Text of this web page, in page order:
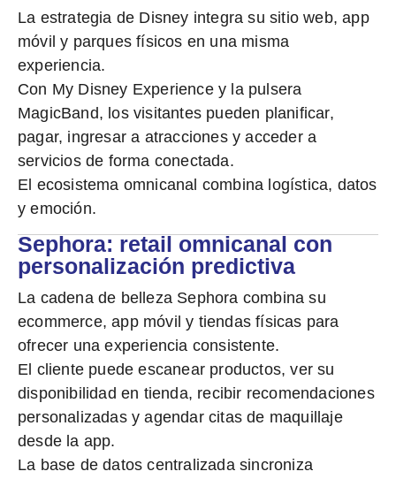
La estrategia de Disney integra su sitio web, app
móvil y parques físicos en una misma
experiencia.
Con My Disney Experiencey la pulsera
MagicBand, los visitantes pueden planificar,
pagar, ingresar a atracciones y acceder a
serviciosde forma conectada.
El ecosistema omnicanal combina logística, datos
y emoción.
Sephora: retail omnicanal con
personalización predictiva
La cadena de belleza Sephora combina su
ecommerce, app móvil y tiendas físicas para
ofrecer una experiencia consistente.
El cliente puedeescanear productos, ver su
disponibilidad en tienda, recibir recomendaciones
personalizadas y agendar citas de maquillaje
desde la app.
La base de datos centralizada sincroniza